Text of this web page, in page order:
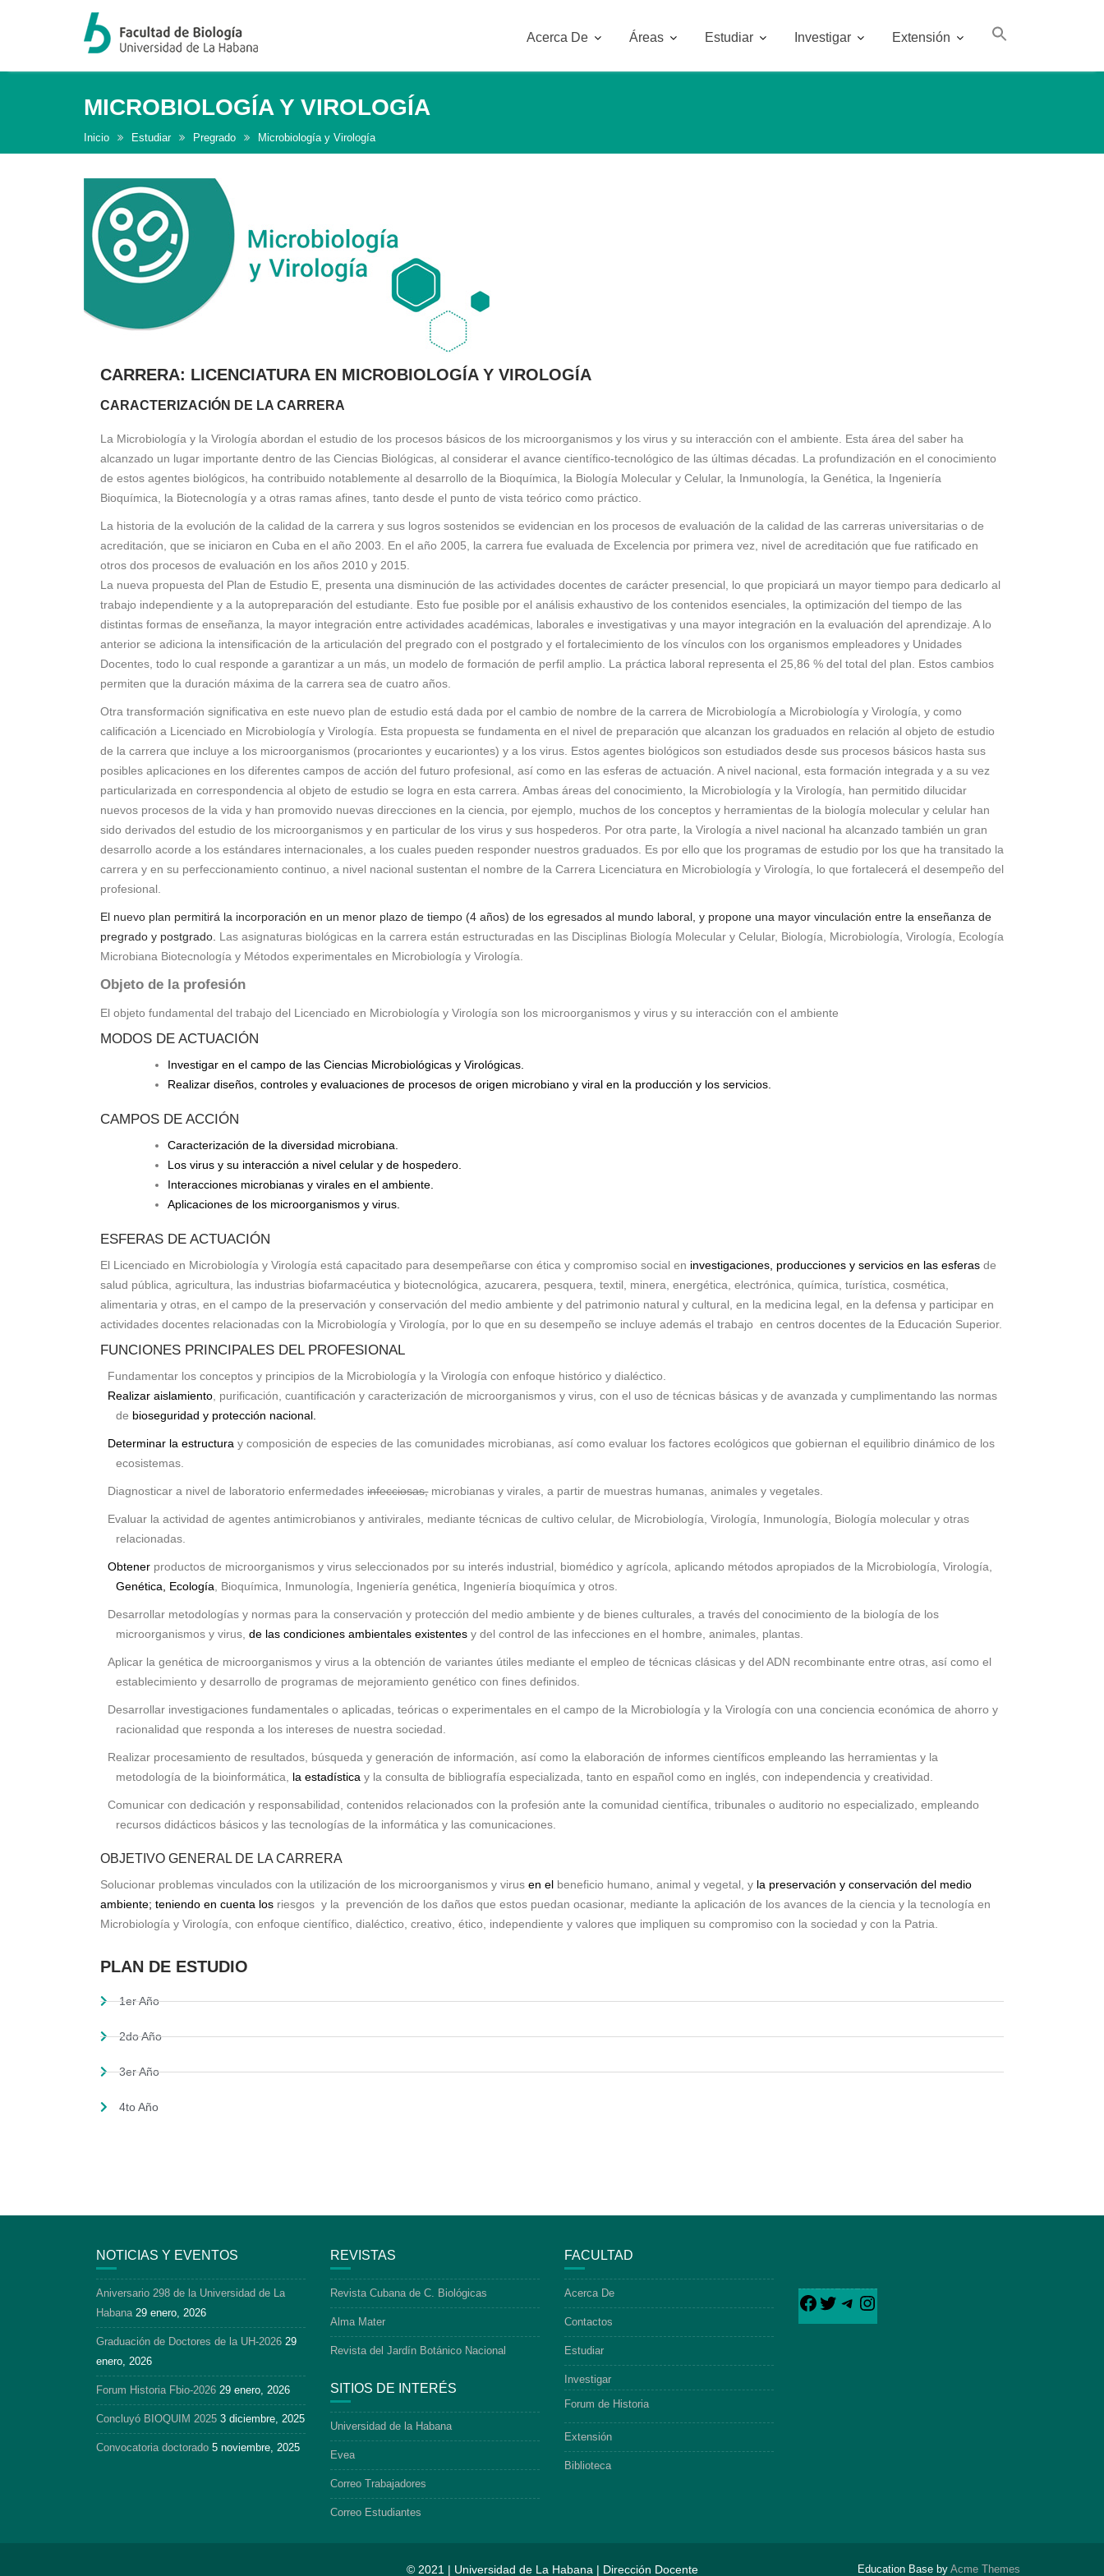
Acerca De Áreas Estudiar Investigar Extensión
MICROBIOLOGÍA Y VIROLOGÍA
Inicio Estudiar Pregrado Microbiología y Virología
CARRERA: LICENCIATURA EN MICROBIOLOGÍA Y VIROLOGÍA
CARACTERIZACIÓN DE LA CARRERA
La Microbiología y la Virología abordan el estudio de los procesos básicos de los microorganismos y los virus y su interacción con el ambiente. Esta área del saber ha
alcanzado un lugar importante dentro de las Ciencias Biológicas, al considerar el avance científico-tecnológico de las últimas décadas. La profundización en el conocimiento
de estos agentes biológicos, ha contribuido notablemente al desarrollo de la Bioquímica, la Biología Molecular y Celular, la Inmunología, la Genética, la Ingeniería
Bioquímica, la Biotecnología y a otras ramas afines, tanto desde el punto de vista teórico como práctico.
La historia de la evolución de la calidad de la carrera y sus logros sostenidos se evidencian en los procesos de evaluación de la calidad de las carreras universitarias o de
acreditación, que se iniciaron en Cuba en el año 2003. En el año 2005, la carrera fue evaluada de Excelencia por primera vez, nivel de acreditación que fue ratificado en
otros dos procesos de evaluación en los años 2010 y 2015.
La nueva propuesta del Plan de Estudio E, presenta una disminución de las actividades docentes de carácter presencial, lo que propiciará un mayor tiempo para dedicarlo al
trabajo independiente y a la autopreparación del estudiante. Esto fue posible por el análisis exhaustivo de los contenidos esenciales, la optimización del tiempo de las
distintas formas de enseñanza, la mayor integración entre actividades académicas, laborales e investigativas y una mayor integración en la evaluación del aprendizaje. A lo
anterior se adiciona la intensificación de la articulación del pregrado con el postgrado y el fortalecimiento de los vínculos con los organismos empleadores y Unidades
Docentes, todo lo cual responde a garantizar a un más, un modelo de formación de perfil amplio. La práctica laboral representa el 25,86 % del total del plan. Estos cambios
permiten que la duración máxima de la carrera sea de cuatro años.
Otra transformación significativa en este nuevo plan de estudio está dada por el cambio de nombre de la carrera de Microbiología a Microbiología y Virología, y como
calificación a Licenciado en Microbiología y Virología. Esta propuesta se fundamenta en el nivel de preparación que alcanzan los graduados en relación al objeto de estudio
de la carrera que incluye a los microorganismos (procariontes y eucariontes) y a los virus. Estos agentes biológicos son estudiados desde sus procesos básicos hasta sus
posibles aplicaciones en los diferentes campos de acción del futuro profesional, así como en las esferas de actuación. A nivel nacional, esta formación integrada y a su vez
particularizada en correspondencia al objeto de estudio se logra en esta carrera. Ambas áreas del conocimiento, la Microbiología y la Virología, han permitido dilucidar
nuevos procesos de la vida y han promovido nuevas direcciones en la ciencia, por ejemplo, muchos de los conceptos y herramientas de la biología molecular y celular han
sido derivados del estudio de los microorganismos y en particular de los virus y sus hospederos. Por otra parte, la Virología a nivel nacional ha alcanzado también un gran
desarrollo acorde a los estándares internacionales, a los cuales pueden responder nuestros graduados. Es por ello que los programas de estudio por los que ha transitado la
carrera y en su perfeccionamiento continuo, a nivel nacional sustentan el nombre de la Carrera Licenciatura en Microbiología y Virología, lo que fortalecerá el desempeño del
profesional.
El nuevo plan permitirá la incorporación en un menor plazo de tiempo (4 años) de los egresados al mundo laboral, y propone una mayor vinculación entre la enseñanza de
pregrado y postgrado. Las asignaturas biológicas en la carrera están estructuradas en las Disciplinas Biología Molecular y Celular, Biología, Microbiología, Virología, Ecología
Microbiana Biotecnología y Métodos experimentales en Microbiología y Virología.
Objeto de la profesión
El objeto fundamental del trabajo del Licenciado en Microbiología y Virología son los microorganismos y virus y su interacción con el ambiente
MODOS DE ACTUACIÓN
Investigar en el campo de las Ciencias Microbiológicas y Virológicas.
Realizar diseños, controles y evaluaciones de procesos de origen microbiano y viral en la producción y los servicios.
CAMPOS DE ACCIÓN
Caracterización de la diversidad microbiana.
Los virus y su interacción a nivel celular y de hospedero.
Interacciones microbianas y virales en el ambiente.
Aplicaciones de los microorganismos y virus.
ESFERAS DE ACTUACIÓN
El Licenciado en Microbiología y Virología está capacitado para desempeñarse con ética y compromiso social en investigaciones, producciones y servicios en las esferas de
salud pública, agricultura, las industrias biofarmacéutica y biotecnológica, azucarera, pesquera, textil, minera, energética, electrónica, química, turística, cosmética,
alimentaria y otras, en el campo de la preservación y conservación del medio ambiente y del patrimonio natural y cultural, en la medicina legal, en la defensa y participar en
actividades docentes relacionadas con la Microbiología y Virología, por lo que en su desempeño se incluye además el trabajo en centros docentes de la Educación Superior.
FUNCIONES PRINCIPALES DEL PROFESIONAL
Fundamentar los conceptos y principios de la Microbiología y la Virología con enfoque histórico y dialéctico.
Realizar aislamiento , purificación, cuantificación y caracterización de microorganismos y virus, con el uso de técnicas básicas y de avanzada y cumplimentando las normas
de bioseguridad y protección nacional.
Determinar la estructuray composición de especies de las comunidades microbianas, así como evaluar los factores ecológicos que gobiernan el equilibrio dinámico de los
ecosistemas.
Diagnosticar a nivel de laboratorio enfermedadesinfecciosas,microbianas y virales, a partir de muestras humanas, animales y vegetales.
Evaluar la actividad de agentes antimicrobianos y antivirales, mediante técnicas de cultivo celular, de Microbiología, Virología, Inmunología, Biología molecular y otras
relacionadas.
Obtener productos de microorganismos y virus seleccionados por su interés industrial, biomédico y agrícola, aplicando métodos apropiados de la Microbiología, Virología,
Genética, Ecología , Bioquímica, Inmunología, Ingeniería genética, Ingeniería bioquímica y otros.
Desarrollar metodologías y normas para la conservación y protección del medio ambiente y de bienes culturales, a través del conocimiento de la biología de los
microorganismos y virus, de las condiciones ambientales existentes y del control de las infecciones en el hombre, animales, plantas.
Aplicar la genética de microorganismos y virus a la obtención de variantes útiles mediante el empleo de técnicas clásicas y del ADN recombinante entre otras, así como el
establecimiento y desarrollo de programas de mejoramiento genético con fines definidos.
Desarrollar investigaciones fundamentales o aplicadas, teóricas o experimentales en el campo de la Microbiología y la Virología con una conciencia económica de ahorro y
racionalidad que responda a los intereses de nuestra sociedad.
Realizar procesamiento de resultados, búsqueda y generación de información, así como la elaboración de informes científicos empleando las herramientas y la
metodología de la bioinformática, la estadística y la consulta de bibliografía especializada, tanto en español como en inglés, con independencia y creatividad.
Comunicar con dedicación y responsabilidad, contenidos relacionados con la profesión ante la comunidad científica, tribunales o auditorio no especializado, empleando
recursos didácticos básicos y las tecnologías de la informática y las comunicaciones.
OBJETIVO GENERAL DE LA CARRERA
Solucionar problemas vinculados con la utilización de los microorganismos y virus en el beneficio humano, animal y vegetal, y la preservación y conservación del medio
ambiente; teniendo en cuenta los riesgos y la prevención de los daños que estos puedan ocasionar, mediante la aplicación de los avances de la ciencia y la tecnología en
Microbiología y Virología, con enfoque científico, dialéctico, creativo, ético, independiente y valores que impliquen su compromiso con la sociedad y con la Patria.
PLAN DE ESTUDIO
1er Año
2do Año
3er Año
4to Año
NOTICIAS Y EVENTOS
Aniversario 298 de la Universidad de La
Habana 29 enero, 2026
Graduación de Doctores de la UH-2026 29
enero, 2026
Forum Historia Fbio-2026 29 enero, 2026
Concluyó BIOQUIM 2025 3 diciembre, 2025
Convocatoria doctorado 5 noviembre, 2025
REVISTAS
Revista Cubana de C. Biológicas
Alma Mater
Revista del Jardín Botánico Nacional
SITIOS DE INTERÉS
Universidad de la Habana
Evea
Correo Trabajadores
Correo Estudiantes
FACULTAD
Acerca De
Contactos
Estudiar
Investigar
Forum de Historia
Extensión
Biblioteca
© 2021 | Universidad de La Habana | Dirección Docente Education Base by Acme Themes